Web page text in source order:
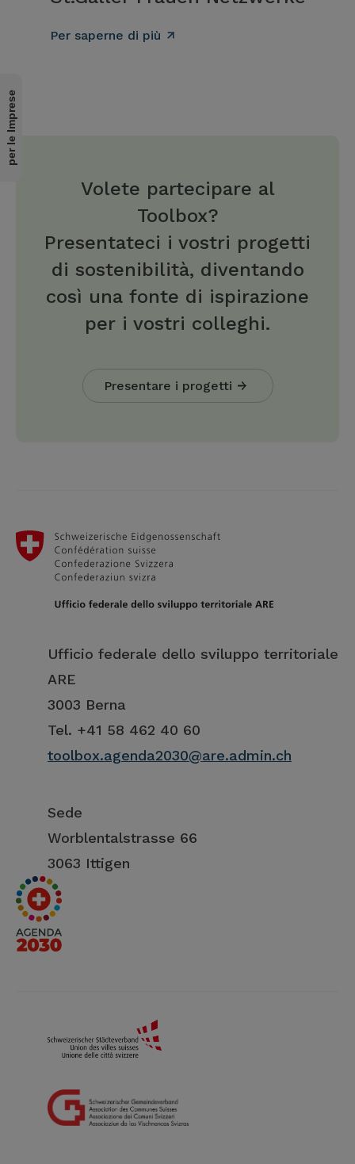
Per saperne di più
Volete partecipare al
Toolbox?
Presentateci i vostri progetti
di sostenibilità, diventando
così una fonte di ispirazione
per i vostri colleghi.
Presentare i progetti
Ufficio federale dello sviluppo territoriale
ARE
3003 Berna
Tel. +41 58 462 40 60
toolbox.agenda2030@are.admin.ch
Sede
Worblentalstrasse 66
3063 Ittigen
per le Imprese